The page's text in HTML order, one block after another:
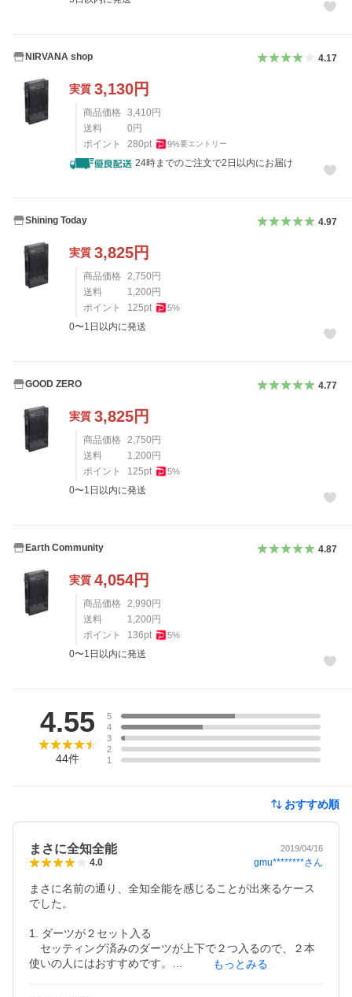
NIRVANA shop 4.17
実質 3,130円
商品価格 3,410円
送料
0円
ポイント
280pt 9%要エントリー
24時までのご注文で2日以内にお届け
Shining Today 4.97
実質 3,825円
商品価格 2,750円
送料
1,200円
ポイント
125pt 5%
0〜1日以内に発送
GOOD ZERO 4.77
実質 3,825円
商品価格 2,750円
送料
1,200円
ポイント
125pt 5%
0〜1日以内に発送
Earth Community 4.87
実質 4,054円
商品価格 2,990円
送料
1,200円
ポイント
136pt 5%
0〜1日以内に発送
4.55
44件
5
4
3
2
1
おすすめ順
まさに全知全能 2019/04/16
4.0 gmu********さん
まさに名前の通り、全知全能を感じることが出来るケース
でした。
1. ダーツが２セット入る
セッティング済みのダーツが上下で２つ入るので、２本
使いの人にはおすすめです。
もっとみる